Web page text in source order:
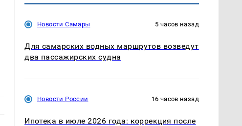
Новости Самары 5 часов назад
Для самарских водных маршрутов возведут
два пассажирских судна
Новости России 16 часов назад
Ипотека в июле 2026 года: коррекция после